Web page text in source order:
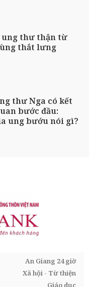
ung thư thận từ
thắt lưng
thư Nga có kết
bước đầu:
ung bướu nói gì?
An Giang 24 giờ
Xã hội - Từ thiện
Giáo dục